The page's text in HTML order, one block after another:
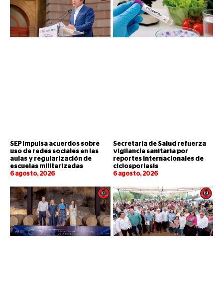
SEP impulsa acuerdos sobre
uso de redes sociales en las
aulas y regularización de
escuelas militarizadas
6 agosto, 2026
Secretaría de Salud refuerza
vigilancia sanitaria por
reportes internacionales de
ciclosporiasis
6 agosto, 2026